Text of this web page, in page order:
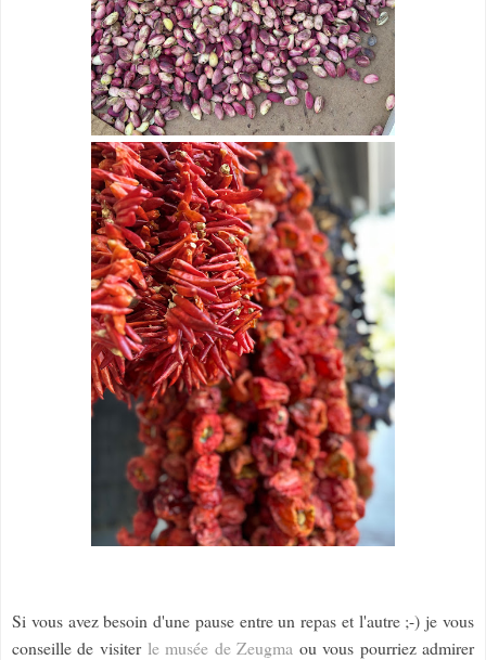
Si vous avez besoin d'une pause entre un repas et l'autre ;-) je vous
conseille de visiter le musée de Zeugma ou vous pourriez admirer